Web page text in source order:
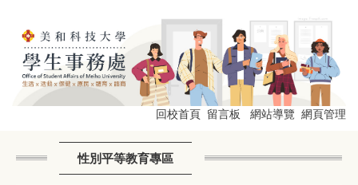
回校首頁 留言板 網站導覽 網頁管理
性別平等教育專區